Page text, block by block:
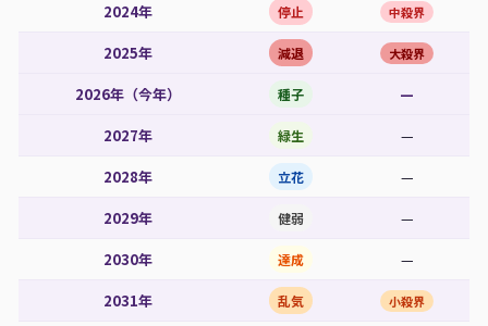
2024年
停止 中殺界
2025年 減退 大殺界
2026年（今年） 種子
—
2027年
緑生
—
2028年
立花
—
2029年
健弱
—
2030年
達成
—
2031年
乱気 小殺界